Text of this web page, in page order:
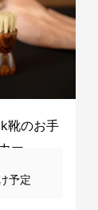
靴のお手
ー
予定